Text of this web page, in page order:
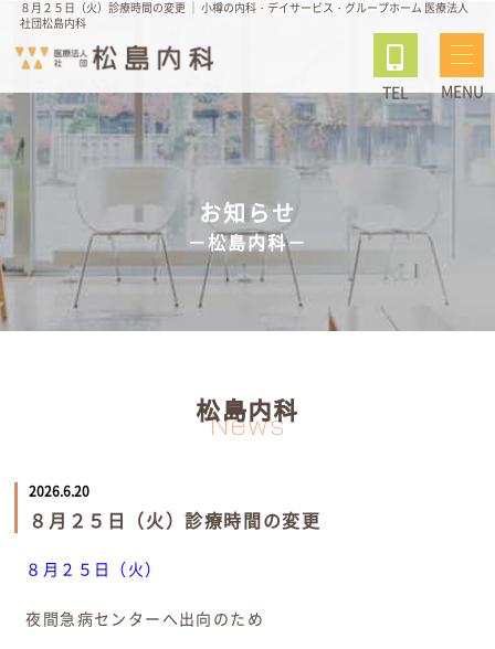
８月２５日（火）診療時間の変更 ｜ 小樽の内科・デイサービス・グループホーム 医療法人
社団松島内科
お知らせ
－松島内科－
MENU
TEL
松島内科
News
2026.6.20
８月２５日（火）診療時間の変更
８月２５日（火）
夜間急病センターへ出向のため